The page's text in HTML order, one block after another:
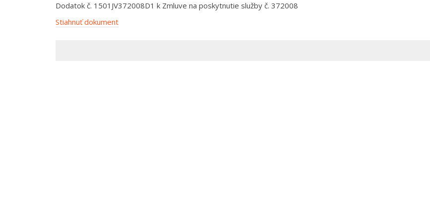
Dodatok č. 1501JV372008D1 k Zmluve na poskytnutie služby č. 372008
Stiahnuť dokument